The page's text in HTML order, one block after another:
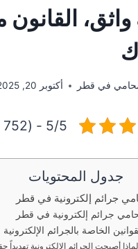
القانون
في قطر أكتوبر 20, 2025
5/5 - (752 صوت)
جدول المحتويات
جرائم إلكترونية في قطر
جرائم إلكترونية في قطر
الخاصة بالجرائم الإلكترونية
لماذا أصبحت الجرائم الإلكترونية تهديداً